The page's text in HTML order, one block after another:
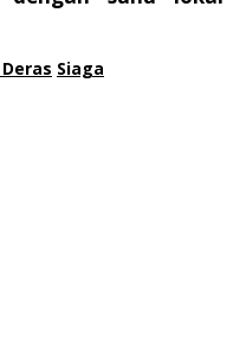
Siaga